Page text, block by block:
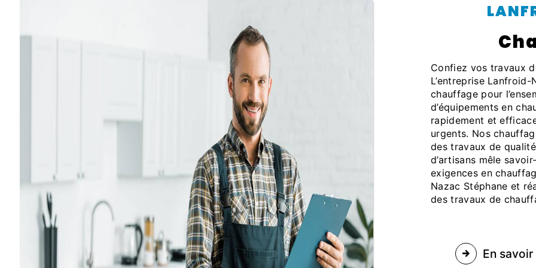
Confiez vos travaux de chauffage à des professionnels qualifiés !
L’entreprise
chauffage pour
d’équipements en
rapidement et
urgents. Nos
des travaux de
d’artisans mêle
exigences en
Nazac Stéphane et
des travaux de
En